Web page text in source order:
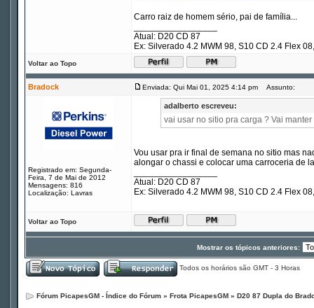
Carro raiz de homem sério, pai de família...
Atual: D20 CD 87
Ex: Silverado 4.2 MWM 98, S10 CD 2.4 Flex
Voltar ao Topo
Bradock Enviada: Qui Mai 01, 2025 4:14 pm Assunto:
Registrado em: Segunda-
Feira, 7 de Mai de 2012
Mensagens: 816
Localização: Lavras
adalberto escreveu:
vai usar no sitio pra carga ? Vai
Vou usar pra ir final de semana no sitio mas
alongar o chassi e colocar uma carroceria de
Atual: D20 CD 87
Ex: Silverado 4.2 MWM 98, S10 CD 2.4 Flex
Voltar ao Topo
Mostrar os tópicos anteriores:
Todos os horários são GMT - 3 Horas
Fórum PicapesGM - Índice do Fórum » Frota PicapesGM » D20 87 Dupla do